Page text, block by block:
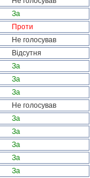
За
Проти
Не голосував
Відсутня
За
За
За
Не голосував
За
За
За
За
За